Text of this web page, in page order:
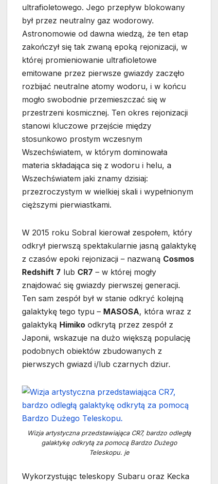
ultrafioletowego. Jego przepływ blokowany
był przez neutralny gaz wodorowy.
Astronomowie od dawna wiedzą, że ten etap
zakończył się tak zwaną epoką rejonizacji, w
której promieniowanie ultrafioletowe
emitowane przez pierwsze gwiazdy zaczęło
rozbijać neutralne atomy wodoru, i w końcu
mogło swobodnie przemieszczać się w
przestrzeni kosmicznej. Ten okres rejonizacji
stanowi kluczowe przejście między
stosunkowo prostym wczesnym
Wszechświatem, w którym dominowała
materia składająca się z wodoru i helu, a
Wszechświatem jaki znamy dzisiaj:
przezroczystym w wielkiej skali i wypełnionym
cięższymi pierwiastkami.
W 2015 roku Sobral kierował zespołem, który
odkrył pierwszą spektakularnie jasną galaktykę
z czasów epoki rejonizacji – nazwaną Cosmos
Redshift 7 lub CR7 – w której mogły
znajdować się gwiazdy pierwszej generacji.
Ten sam zespół był w stanie odkryć kolejną
galaktykę tego typu – MASOSA, która wraz z
galaktyką Himiko odkrytą przez zespół z
Japonii, wskazuje na dużo większą populację
podobnych obiektów zbudowanych z
pierwszych gwiazd i/lub czarnych dziur.
Wizja artystyczna przedstawiająca CR7, bardzo odległą
galaktykę odkrytą za pomocą Bardzo Dużego
Teleskopu. je
Wykorzystując teleskopy Subaru oraz Kecka